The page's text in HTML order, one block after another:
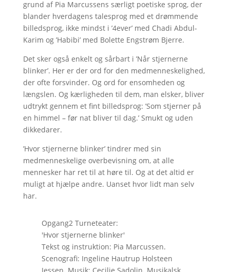
grund af Pia Marcussens særligt poetiske sprog, der
blander hverdagens talesprog med et drømmende
billedsprog, ikke mindst i ’4ever’ med Chadi Abdul-
Karim og ’Habibi’ med Bolette Engstrøm Bjerre.
Det sker også enkelt og sårbart i ’Når stjernerne
blinker’. Her er der ord for den medmenneskelighed,
der ofte forsvinder. Og ord for ensomheden og
længslen. Og kærligheden til dem, man elsker, bliver
udtrykt gennem et fint billedsprog: ’Som stjerner på
en himmel – før nat bliver til dag.’ Smukt og uden
dikkedarer.
’Hvor stjernerne blinker’ tindrer med sin
medmenneskelige overbevisning om, at alle
mennesker har ret til at høre til. Og at det altid er
muligt at hjælpe andre. Uanset hvor lidt man selv
har.
Opgang2 Turneteater:
'Hvor stjernerne blinker'
Tekst og instruktion: Pia Marcussen.
Scenografi: Ingeline Hautrup Holsteen